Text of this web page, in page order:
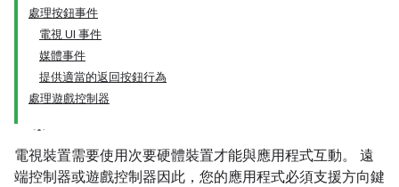
處理按鈕事件
電視 UI 事件
媒體事件
提供適當的返回按鈕行為
處理遊戲控制器
電視裝置需要使用次要硬體裝置才能與應用程式互動。 遠
端控制器或遊戲控制器因此，您的應用程式必須支援方向鍵